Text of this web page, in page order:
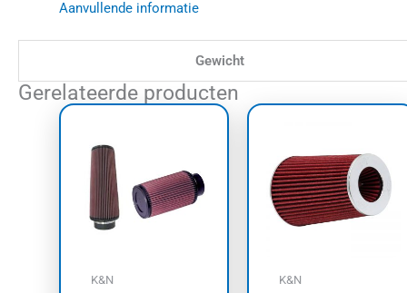
Aanvullende informatie
Gewicht
Gerelateerde producten
K&N
Prijsklasse:
meerdere
variaties.
K&N
€84,10
heeft